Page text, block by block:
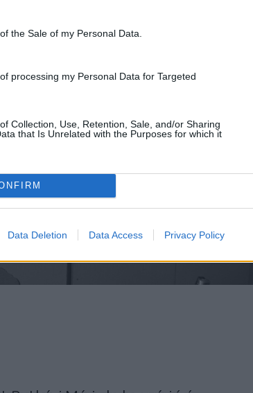
the Sale of my Personal Data.
processing my Personal Data for Targeted
Collection, Use, Retention, Sale, and/or Sharing
that Is Unrelated with the Purposes for which it
Data Deletion Data Access Privacy Policy